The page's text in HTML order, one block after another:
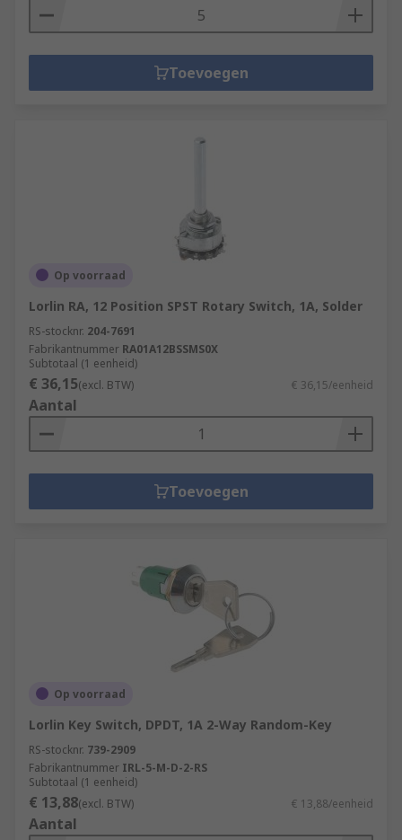
Toevoegen
Op voorraad
Lorlin RA, 12 Position SPST Rotary Switch, 1A, Solder
RS-stocknr. 204-7691
Fabrikantnummer RA01A12BSSMS0X
Subtotaal (1 eenheid)
€ 36,15(excl. BTW) € 36,15/eenheid
Aantal
Toevoegen
Op voorraad
Lorlin Key Switch, DPDT, 1A 2-Way Random-Key
RS-stocknr. 739-2909
Fabrikantnummer IRL-5-M-D-2-RS
Subtotaal (1 eenheid)
€ 13,88(excl. BTW) € 13,88/eenheid
Aantal